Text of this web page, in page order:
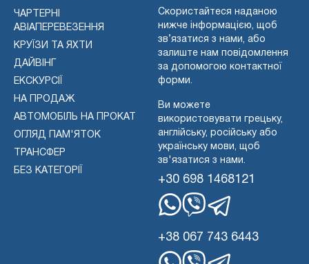
ЧАРТЕРНІ
АВІАПЕРЕВЕЗЕННЯ
КРУЇЗИ ТА ЯХТИ
ДАЙВІНГ
ЕКСКУРСІЇ
НА ПРОДАЖ
АВТОМОБІЛЬ НА ПРОКАТ
ОГЛЯД ПАМ'ЯТОК
ТРАНСФЕР
БЕЗ КАТЕГОРІЇ
Скористайтеся наданою
нижче інформацією, щоб
зв’язатися з нами, або
залиште нам повідомлення
за допомогою контактної
форми.
Ви можете
використовувати грецьку,
англійську, російську або
українську мови, щоб
зв'язатися з нами.
+30 698 1468121
+38 067 743 6443